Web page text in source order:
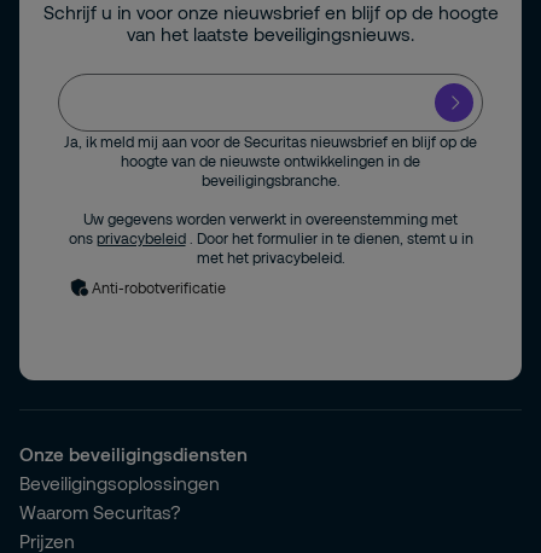
Schrijf u in voor onze nieuwsbrief en blijf op de hoogte
van het laatste beveiligingsnieuws.
Ja, ik meld mij aan voor de Securitas nieuwsbrief en blijf op de
hoogte van de nieuwste ontwikkelingen in de
beveiligingsbranche.
Uw gegevens worden verwerkt in overeenstemming met
ons privacybeleid
. Door het formulier in te dienen, stemt u in
met het privacybeleid.
Anti-robotverificatie
Onze beveiligingsdiensten
Beveiligingsoplossingen
Waarom Securitas?
Prijzen